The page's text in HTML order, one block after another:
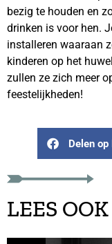
bezig te houden en
drinken is voor hen.
installeren waaraan
kinderen op het
zullen ze zich meer
feestelijkheden!
Delen op
LEES OOK